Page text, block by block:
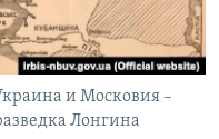
и Московия –
Лонгина